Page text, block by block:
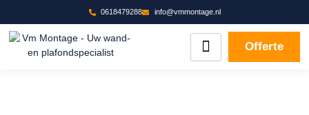
0618479288 info@vmmontage.nl
Offerte